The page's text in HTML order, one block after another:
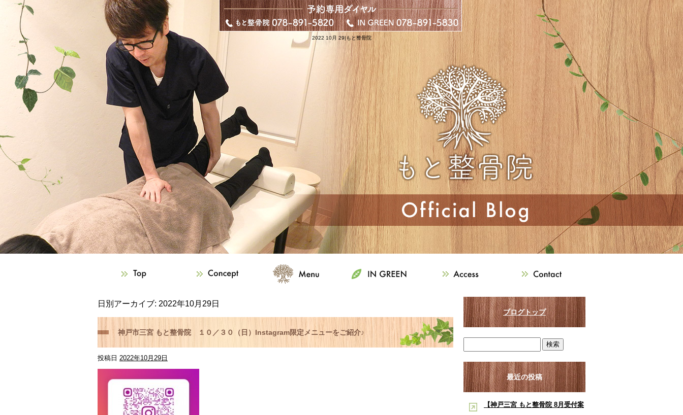
2022 10月 29|もと整骨院
日別アーカイブ: 2022年10月29日
神戸市三宮 もと整骨院 １０／３０（日）Instagram限定メニューをご紹介♪
投稿日 2022年10月29日
ブログトップ
最近の投稿
【神戸三宮 もと整骨院 8月受付案